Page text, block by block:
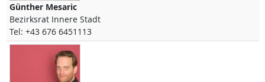
Günther Mesaric
Bezirksrat Innere Stadt
Tel: +43 676 6451113